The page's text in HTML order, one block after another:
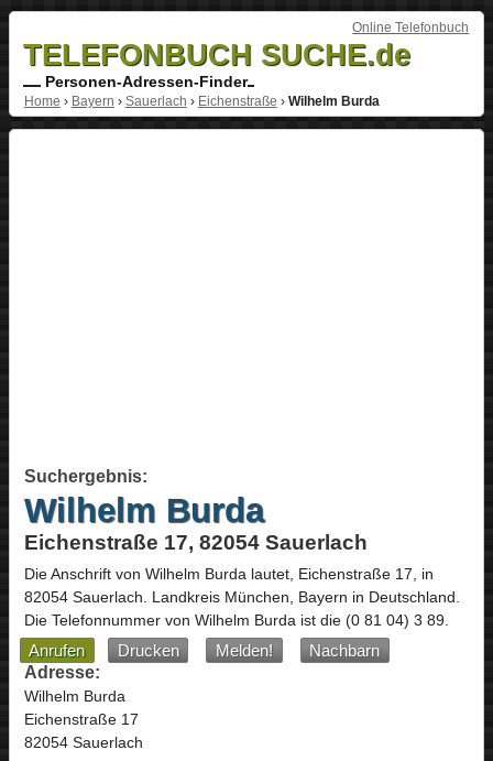
Online Telefonbuch
TELEFONBUCH SUCHE.de
Personen-Adressen-Finder
Home › Bayern › Sauerlach › Eichenstraße › Wilhelm Burda
Suchergebnis:
Wilhelm Burda
Eichenstraße 17, 82054 Sauerlach
Die Anschrift von Wilhelm Burdalautet, Eichenstraße 17, in
82054 Sauerlach. Landkreis München, Bayern in Deutschland.
Die Telefonnummer von Wilhelm Burda ist die (0 81 04) 3 89.
Anrufen Drucken Melden!
Nachbarn
Adresse:
Wilhelm Burda
Eichenstraße 17
82054 Sauerlach